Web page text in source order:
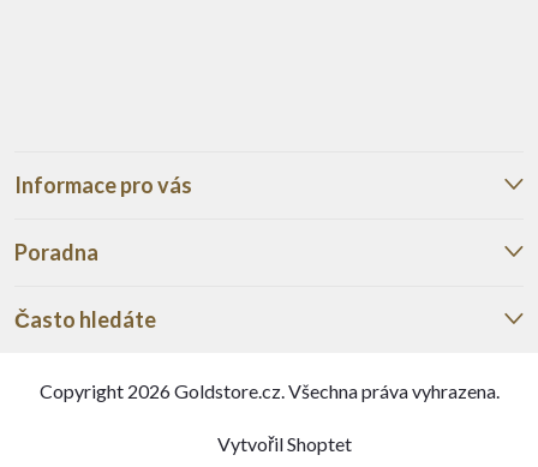
Informace pro vás
Poradna
Často hledáte
Vytvořil Shoptet
Copyright 2026Goldstore.cz. Všechna práva vyhrazena.